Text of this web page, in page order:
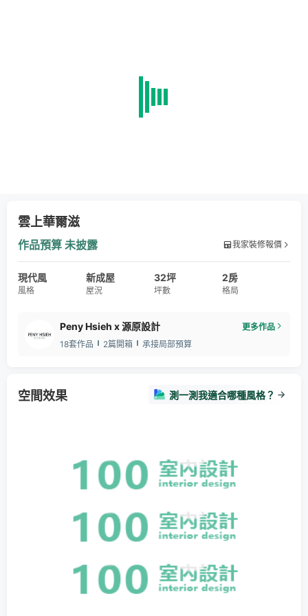
雲上華爾滋
作品預算 未披露 我家裝修報價
現代風
風格
新成屋
屋況
32坪
坪數
2房
格局
Peny Hsieh x 源原設計
更多作品
18套作品
2篇開箱 承接局部預算
空間效果 測一測我適合哪種風格？